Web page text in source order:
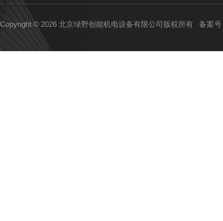
Copyright © 2026 北京绿野创能机电设备有限公司版权所有 备案